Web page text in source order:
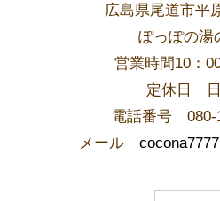
広島県尾道市平
ぽっぽの湯
営業時間10：
定休日 日
電話番号 080-
メール